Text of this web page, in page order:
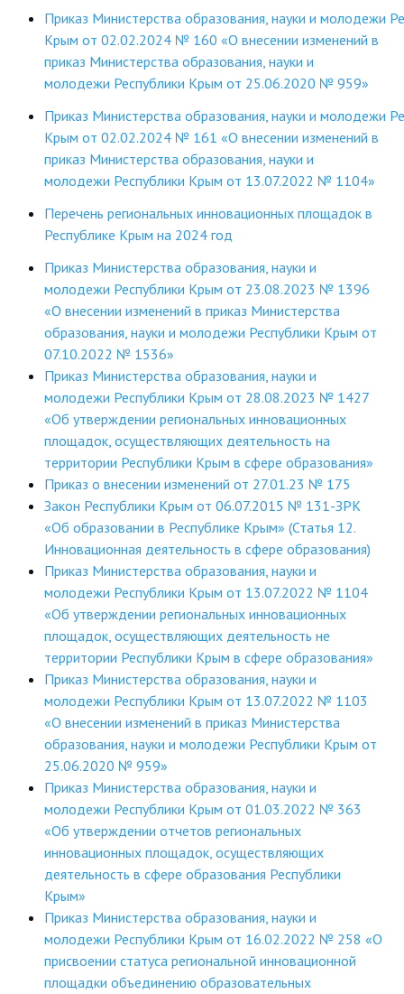
Профессиональная переподготовка
Повышение квалификации
КОНТАКТЫ
Приказ Министерства образования, науки и молодежи
Крым от 02.02.2024 № 160 «О внесении изменений в
приказ Министерства образования, науки и
молодежи Республики Крым от 25.06.2020 № 959»
Приказ Министерства образования, науки и молодежи
Крым от 02.02.2024 № 161 «О внесении изменений в
приказ Министерства образования, науки и
молодежи Республики Крым от 13.07.2022 № 1104»
Перечень региональных инновационных площадок в
Республике Крым на 2024 год
Приказ Министерства образования, науки и
молодежи Республики Крым от 23.08.2023 № 1396
«О внесении изменений в приказ Министерства
образования, науки и молодежи Республики Крым от
07.10.2022 № 1536»
Приказ Министерства образования, науки и
молодежи Республики Крым от 28.08.2023 № 1427
«Об утверждении региональных инновационных
площадок, осуществляющих деятельность на
территории Республики Крым в сфере образования»
Приказ о внесении изменений от 27.01.23 № 175
Закон Республики Крым от 06.07.2015 № 131-ЗРК
«Об образовании в Республике Крым» (Статья 12.
Инновационная деятельность в сфере образования)
Приказ Министерства образования, науки и
молодежи Республики Крым от 13.07.2022 № 1104
«Об утверждении региональных инновационных
площадок, осуществляющих деятельность не
территории Республики Крым в сфере образования»
Приказ Министерства образования, науки и
молодежи Республики Крым от 13.07.2022 № 1103
«О внесении изменений в приказ Министерства
образования, науки и молодежи Республики Крым от
25.06.2020 № 959»
Приказ Министерства образования, науки и
молодежи Республики Крым от 01.03.2022 № 363
«Об утверждении отчетов региональных
инновационных площадок, осуществляющих
деятельность в сфере образования Республики
Крым»
Приказ Министерства образования, науки и
молодежи Республики Крым от 16.02.2022 № 258 «О
присвоении статуса региональной инновационной
площадки объединению образовательных